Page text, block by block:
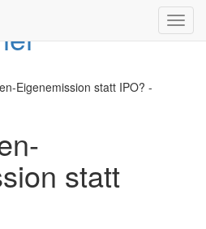
Eigenemission statt IPO? -
statt